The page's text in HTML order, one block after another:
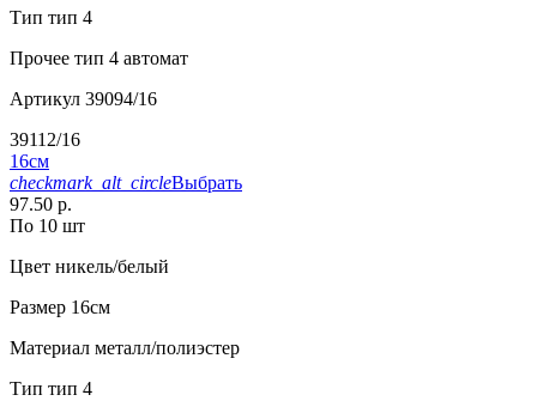
Тип тип 4
Прочее тип 4 автомат
Артикул 39094/16
39112/16
16см
checkmark_alt_circleВыбрать
97.50 р.
По 10 шт
Цвет никель/белый
Размер 16см
Материал металл/полиэстер
Тип тип 4